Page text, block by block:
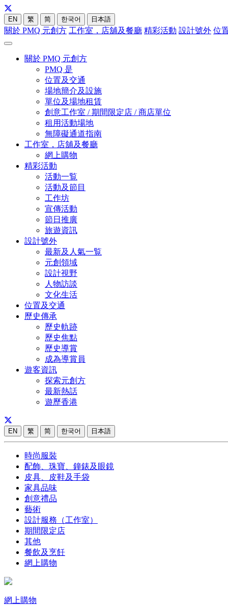
EN 繁 简 한국어 日本語
關於 PMQ 元創方 工作室，店舖及餐廳 精彩活動 設計號外 位
關於 PMQ 元創方
PMQ 是
位置及交通
場地簡介及設施
單位及場地租賃
創意工作室 / 期間限定店 / 商店單位
租用活動場地
無障礙通道指南
工作室，店舖及餐廳
網上購物
精彩活動
活動一覧
活動及節目
工作坊
宣傳活動
節日推廣
旅遊資訊
設計號外
最新及人氣一覧
元創領域
設計視野
人物訪談
文化生活
位置及交通
歷史傳承
歷史軌跡
歷史焦點
歷史導賞
成為導賞員
遊客資訊
探索元創方
最新熱話
遊歷香港
EN 繁 简 한국어 日本語
時尚服裝
配飾、珠寶、鐘錶及眼鏡
皮具、皮鞋及手袋
家具品味
創意禮品
藝術
設計服務（工作室）
期間限定店
其他
餐飲及烹飪
網上購物
網上購物